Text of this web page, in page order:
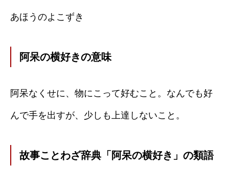
あほうのよこずき
阿呆の横好きの意味
阿呆なくせに、物にこって好むこと。なんでも好
んで手を出すが、少しも上達しないこと。
故事ことわざ辞典「阿呆の横好き」の類語